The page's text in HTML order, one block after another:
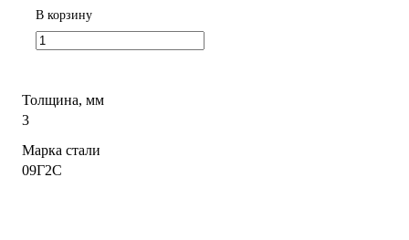
В корзину
Толщина, мм
3
Марка стали
09Г2С